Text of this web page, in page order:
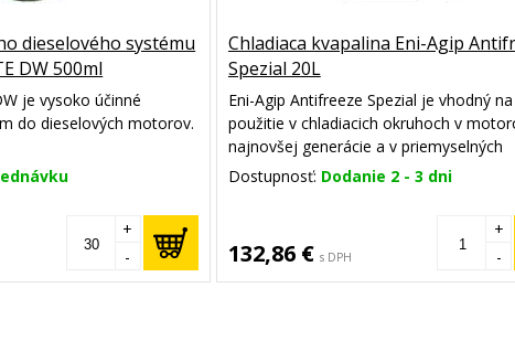
dieselového systému
DW 500ml
je vysoko účinné
do dieselových motorov.
+
-
Chladiaca kvapalina Eni-Agip
Spezial 20L
Eni-Agip Antifreeze Spezial je vhodný na
použitie v chladiacich okruhoch v
najnovšej generácie a v priemyselných
chladiacich systémoch,je možné ho
prípadoch, keď sa vyžaduje produkt s
Cummins CES 14603 alebo CES 14636.
Dostupnosť: Dodanie 2 - 3 dni
132,86 € s DPH
+
-